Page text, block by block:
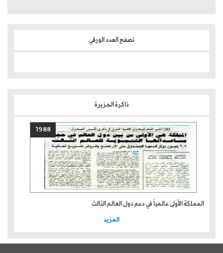
تصفح العدد الورقي
ذاكرة الجزيرة
1988
المملكة الأولى عالمياً في دعم دول العالم الثالث
المزيد